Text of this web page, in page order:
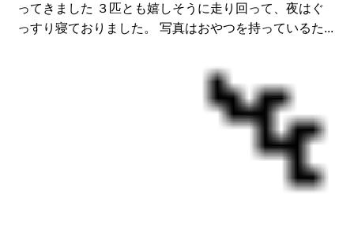
ってきました ３匹とも嬉しそうに走り回って、夜はぐ
っすり寝ておりました。 写真はおやつを持っているた...